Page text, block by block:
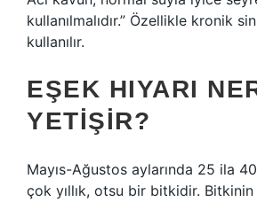
kullanılmalıdır.” Özellikle kronik
kullanılır.
EŞEK HIYARI
YETIŞIR?
Mayıs-Ağustos aylarında 25 ila
çok yıllık, otsu bir bitkidir.